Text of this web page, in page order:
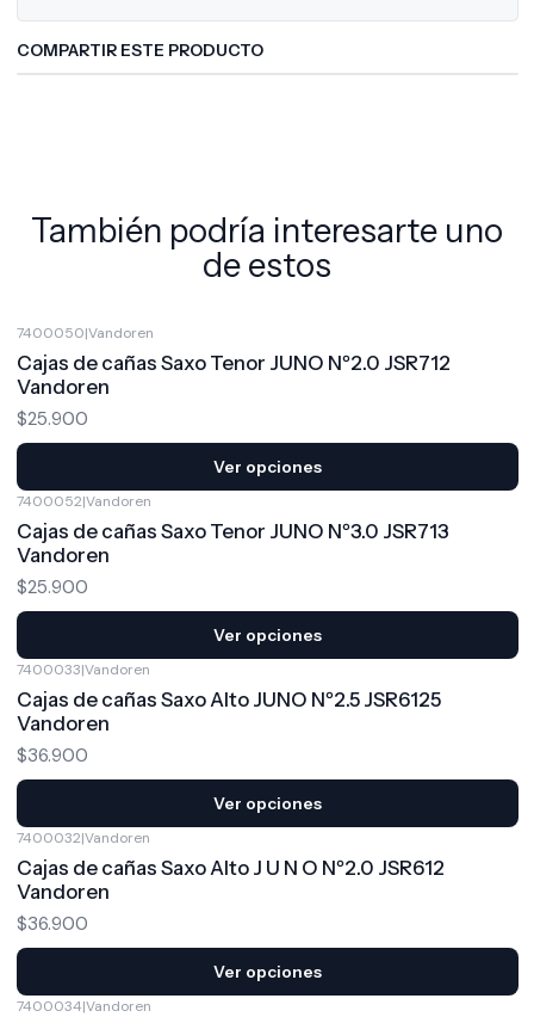
COMPARTIR ESTE PRODUCTO
También podría interesarte uno
de estos
7400050|Vandoren
Cajas de cañas Saxo Tenor JUNO Nº2.0 JSR712
Vandoren
$25.900
Ver opciones
7400052|Vandoren
Cajas de cañas Saxo Tenor JUNO Nº3.0 JSR713
Vandoren
$25.900
Ver opciones
7400033|Vandoren
Cajas de cañas Saxo Alto JUNO Nº2.5 JSR6125
Vandoren
$36.900
Ver opciones
7400032|Vandoren
Cajas de cañas Saxo Alto J U N O Nº2.0 JSR612
Vandoren
$36.900
Ver opciones
7400034|Vandoren